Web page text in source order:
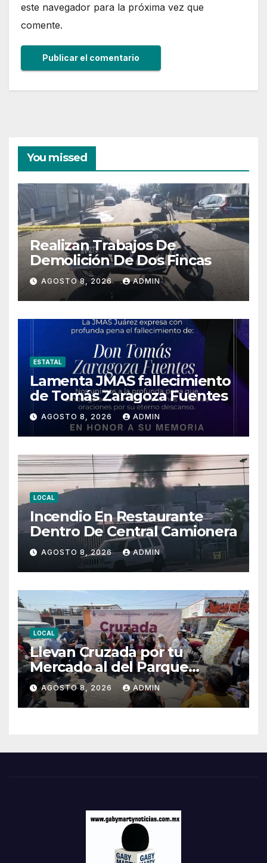
este navegador para la próxima vez que
comente.
You missed
Realizan Trabajos De
Demolición De Dos Fincas
AGOSTO 8, 2026 ADMIN
ESTATAL
Lamenta JMAS fallecimiento
de Tomás Zaragoza Fuentes
AGOSTO 8, 2026 ADMIN
LOCAL
Incendio En Restaurante
Dentro De Central Camionera
AGOSTO 8, 2026 ADMIN
LOCAL
Llevan Cruzada por tu
Mercado al del Parque
Hidalgo
AGOSTO 8, 2026 ADMIN